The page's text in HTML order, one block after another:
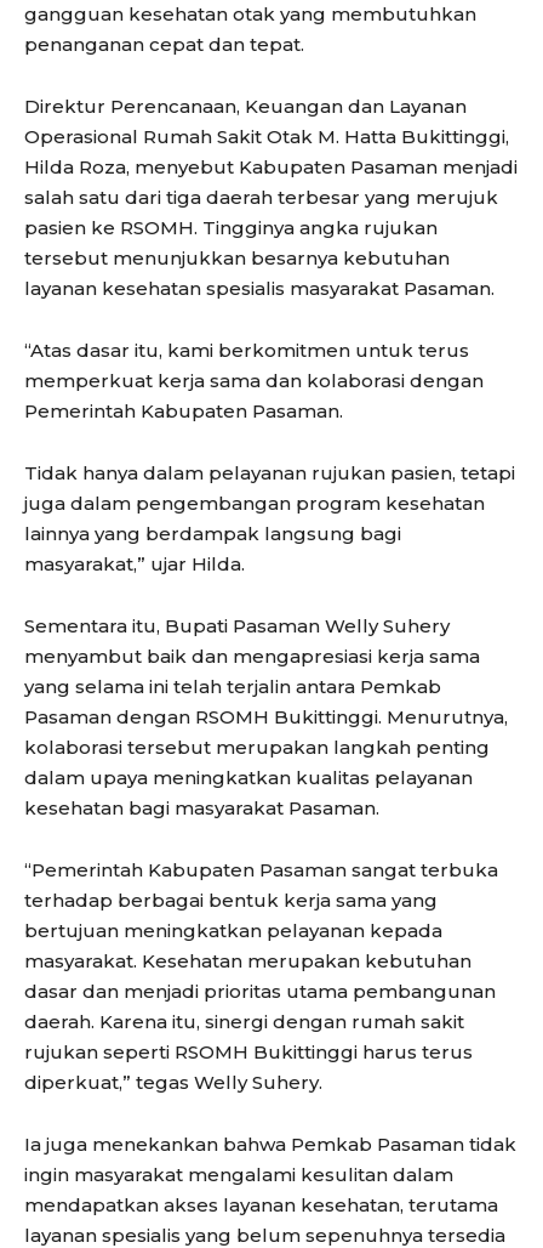
gangguan kesehatan otak yang membutuhkan
penanganan cepat dan tepat.
Direktur Perencanaan, Keuangan dan Layanan
Operasional Rumah Sakit Otak M. Hatta Bukittinggi,
Hilda Roza, menyebut Kabupaten Pasaman menjadi
salah satu dari tiga daerah terbesar yang merujuk
pasien ke RSOMH. Tingginya angka rujukan
tersebut menunjukkan besarnya kebutuhan
layanan kesehatan spesialis masyarakat Pasaman.
“Atas dasar itu, kami berkomitmen untuk terus
memperkuat kerja sama dan kolaborasi dengan
Pemerintah Kabupaten Pasaman.
Tidak hanya dalam pelayanan rujukan pasien, tetapi
juga dalam pengembangan program kesehatan
lainnya yang berdampak langsung bagi
masyarakat,” ujar Hilda.
Sementara itu, Bupati Pasaman Welly Suhery
menyambut baik dan mengapresiasi kerja sama
yang selama ini telah terjalin antara Pemkab
Pasaman dengan RSOMH Bukittinggi. Menurutnya,
kolaborasi tersebut merupakan langkah penting
dalam upaya meningkatkan kualitas pelayanan
kesehatan bagi masyarakat Pasaman.
“Pemerintah Kabupaten Pasaman sangat terbuka
terhadap berbagai bentuk kerja sama yang
bertujuan meningkatkan pelayanan kepada
masyarakat. Kesehatan merupakan kebutuhan
dasar dan menjadi prioritas utama pembangunan
daerah. Karena itu, sinergi dengan rumah sakit
rujukan seperti RSOMH Bukittinggi harus terus
diperkuat,” tegas Welly Suhery.
Ia juga menekankan bahwa Pemkab Pasaman tidak
ingin masyarakat mengalami kesulitan dalam
mendapatkan akses layanan kesehatan, terutama
layanan spesialis yang belum sepenuhnya tersedia